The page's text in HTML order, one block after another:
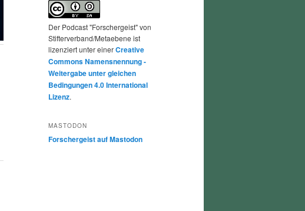
Der Podcast "Forschergeist" von
Stifterverband/Metaebene ist
lizenziert unter einerCreative
Commons Namensnennung -
Weitergabe unter gleichen
Bedingungen 4.0 International
Lizenz.
MASTODON
Forschergeist auf Mastodon